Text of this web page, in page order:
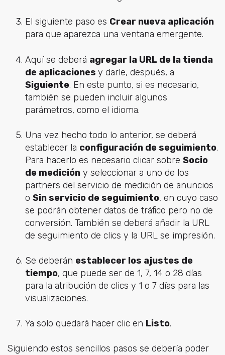
El siguiente paso es Crear nueva aplicación
para que aparezca una ventana emergente.
Aquí se deberá agregar la URL de la tienda
de aplicaciones y darle, después, a
Siguiente. En este punto, si es necesario,
también se pueden incluir algunos
parámetros, como el idioma.
Una vez hecho todo lo anterior, se deberá
establecer la configuración de seguimiento.
Para hacerlo es necesario clicar sobre Socio
de medicióny seleccionar a uno de los
partners del servicio de medición de anuncios
o Sin servicio de seguimiento, en cuyo caso
se podrán obtener datos de tráfico pero no de
conversión. También se deberá añadir la URL
de seguimiento de clics y la URL se impresión.
Se deberán establecer los ajustes de
tiempo, que puede ser de 1, 7, 14 o 28 días
para la atribución de clics y 1 o 7 días para las
visualizaciones.
Ya solo quedará hacer clic en Listo.
Siguiendo estos sencillos pasos se debería poder